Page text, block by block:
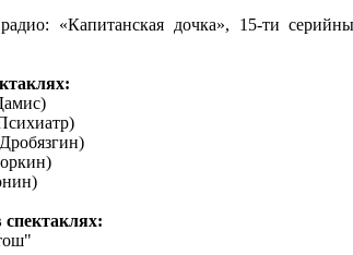
«Капитанская дочка», 15-ти
спектаклях: